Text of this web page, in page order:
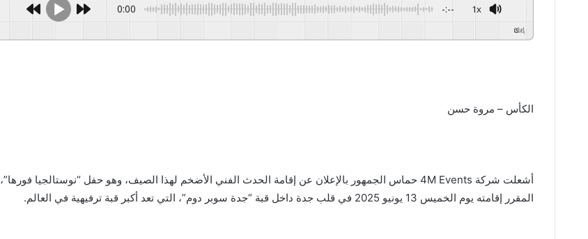
0:00 -:-- 1x
Powered By
الكأس – مروة حسن
أشعلت شركة 4M Events حماس الجمهور بالإعلان عن إقامة الحدث الفني الأضخم لهذا الصيف، وهو حفل “نوستالجيا فورها”،
المقرر إقامته يوم الخميس 13 يونيو 2025 في قلب جدة داخل قبة “جدة سوبر دوم”، التي تعد أكبر قبة ترفيهية في العالم.